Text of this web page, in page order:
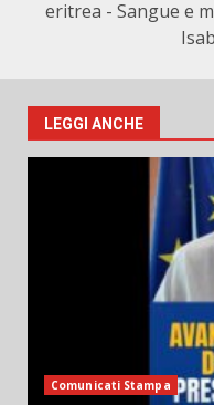
eritrea - Sangue e
LEGGI ANCHE
Comunicati Stampa